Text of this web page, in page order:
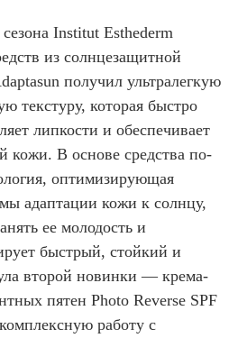
Institut Esthederm
из солнцезащитной
получил ультралегкую
текстуру, которая быстро
липкости и обеспечивает
кожи. В основе средства по-
оптимизирующая
адаптации кожи к солнцу,
ее молодость и
быстрый, стойкий и
второй новинки — крема-
пятен Photo Reverse SPF
работу с